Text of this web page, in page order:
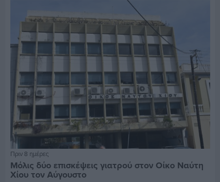
Πριν 8 ημέρες
Μόλις δύο επισκέψεις γιατρού στον Οίκο Ναύτη
Χίου τον Αύγουστο